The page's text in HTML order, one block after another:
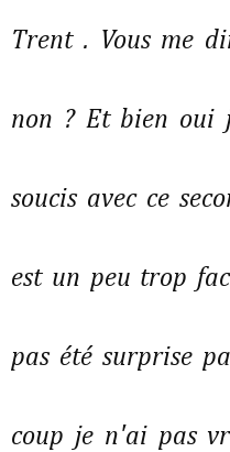
Trent . Vous me
non ? Et bien oui
soucis avec ce
est un peu trop
pas été surprise
coup je n'ai pas